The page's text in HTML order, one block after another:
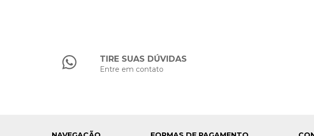
TIRE SUAS DÚVIDAS
Entre em contato